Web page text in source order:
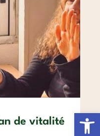
Ouvrir
de vitalité